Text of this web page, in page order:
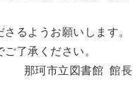
るようお願いします。
了承ください。
那珂市立図書館 館長